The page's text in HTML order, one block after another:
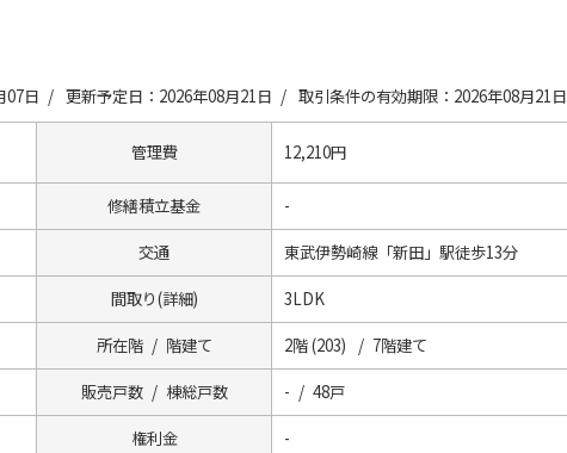
07日 / 更新予定日：2026年08月21日 / 取引条件の有効期限：2026年08月21日
管理費 12,210円
修繕積立基金 -
交通 東武伊勢崎線「新田」駅徒歩13分
間取り(詳細) 3LDK
所在階 / 階建て 2階 (203) / 7階建て
販売戸数 / 棟総戸数 - / 48戸
権利金 -